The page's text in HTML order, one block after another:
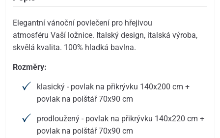
Elegantní vánoční povlečení pro hřejivou
atmosféru Vaší ložnice. Italský design, italská výroba,
skvělá kvalita. 100% hladká bavlna.
Rozměry:
klasický - povlak na přikrývku 140x200 cm +
povlak na polštář 70x90 cm
prodloužený - povlak na přikrývku 140x220 cm +
povlak na polštář 70x90 cm